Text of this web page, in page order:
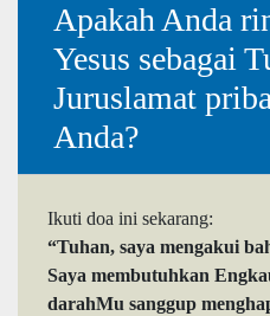
Apakah Anda
Yesus sebagai
Juruslamat
Anda?
Ikuti doa ini sekarang:
“Tuhan, saya mengakui
Saya membutuhkan
darahMu sanggup